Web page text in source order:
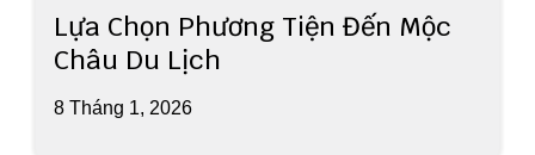
Lựa Chọn Phương Tiện Đến Mộc
Châu Du Lịch
8 Tháng 1, 2026